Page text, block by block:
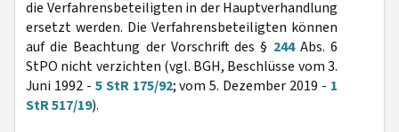
die Verfahrensbeteiligten in der Hauptverhandlung
ersetzt werden. Die Verfahrensbeteiligten können
auf die Beachtung der Vorschrift des § 244Abs. 6
StPO nicht verzichten (vgl. BGH, Beschlüsse vom 3.
Juni 1992 - 5 StR 175/92; vom 5. Dezember 2019 - 1
StR 517/19).